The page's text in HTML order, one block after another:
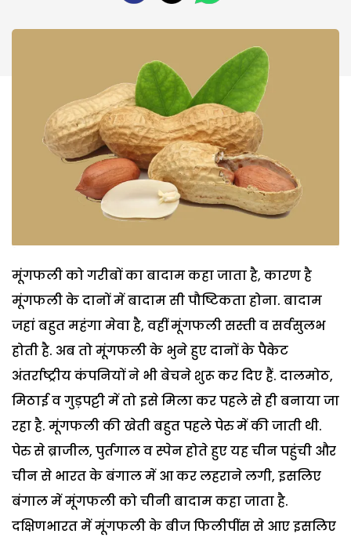
मूंगफली को गरीबों का बादाम कहा जाता है, कारण है
मूंगफली के दानों में बादाम सी पौष्टिकता होना. बादाम
जहां बहुत महंगा मेवा है, वहीं मूंगफली सस्ती व सर्वसुलभ
होती है. अब तो मूंगफली के भुने हुए दानों के पैकेट
अंतर्राष्ट्रीय कंपनियों ने भी बेचने शुरू कर दिए हैं. दालमोठ,
मिठाई व गुड़पट्टी में तो इसे मिला कर पहले से ही बनाया जा
रहा है. मूंगफली की खेती बहुत पहले पेरु में की जाती थी.
पेरु से ब्राजील, पुर्तगाल व स्पेन होते हुए यह चीन पहुंची और
चीन से भारत के बंगाल में आ कर लहराने लगी, इसलिए
बंगाल में मूंगफली को चीनी बादाम कहा जाता है.
दक्षिणभारत में मूंगफली के बीज फिलीपींस से आए इसलिए